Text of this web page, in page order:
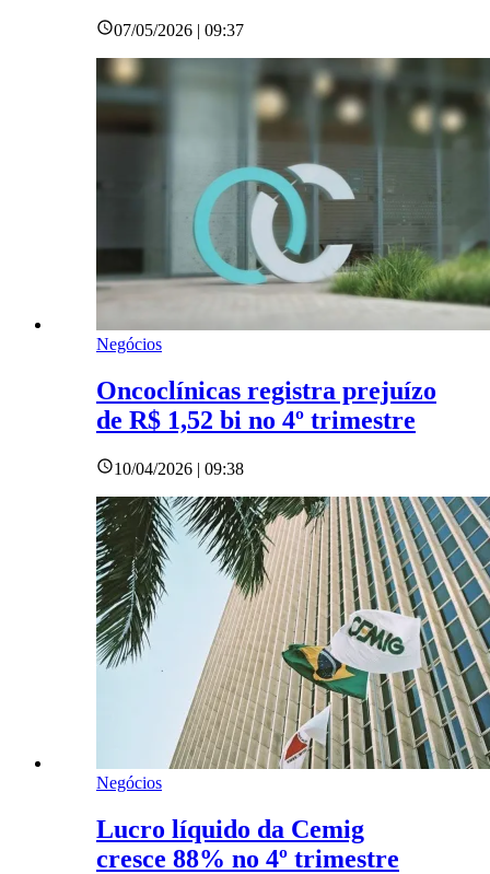
07/05/2026 | 09:37
Negócios
Oncoclínicas registra prejuízo
de R$ 1,52 bi no 4º trimestre
10/04/2026 | 09:38
Negócios
Lucro líquido da Cemig
cresce 88% no 4º trimestre